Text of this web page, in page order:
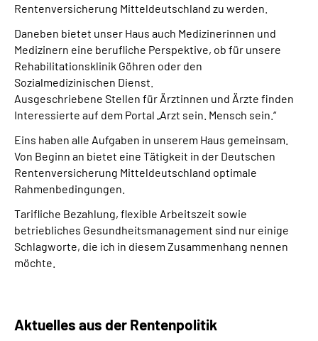
Rentenversicherung Mitteldeutschland zu werden.
Daneben bietet unser Haus auch Medizinerinnen und
Medizinern eine berufliche Perspektive, ob für unsere
Rehabilitationsklinik Göhren oder den
Sozialmedizinischen Dienst.
Ausgeschriebene Stellen für Ärztinnen und Ärzte finden
Interessierte auf dem Portal „Arzt sein. Mensch sein.“
Eins haben alle Aufgaben in unserem Haus gemeinsam.
Von Beginn an bietet eine Tätigkeit in der Deutschen
Rentenversicherung Mitteldeutschland optimale
Rahmenbedingungen.
Tarifliche Bezahlung, flexible Arbeitszeit sowie
betriebliches Gesundheitsmanagement sind nur einige
Schlagworte, die ich in diesem Zusammenhang nennen
möchte.
Aktuelles aus der Rentenpolitik